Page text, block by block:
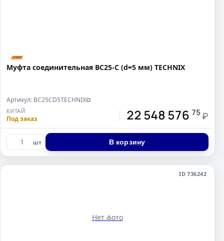
Муфта соединительная BC25-C (d=5 мм) TECHNIX
Артикул: BC25CD5TECHNIX⧉
КИТАЙ
Под заказ 22 548 576 75 ₽
шт В корзину
ID 736242
Нет фото